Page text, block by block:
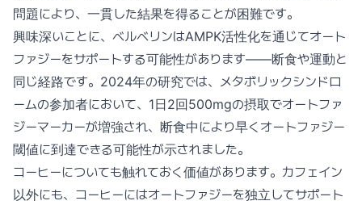
問題により、一貫した結果を得ることが困難です。
興味深いことに、ベルベリンはAMPK活性化を通じてオート
ファジーをサポートする可能性があります——断食や運動と
同じ経路です。2024年の研究では、メタボリックシンドロ
ームの参加者において、1日2回500mgの摂取でオートファ
ジーマーカーが増強され、断食中により早くオートファジー
閾値に到達できる可能性が示されました。
コーヒーについても触れておく価値があります。カフェイン
以外にも、コーヒーにはオートファジーを独立してサポート